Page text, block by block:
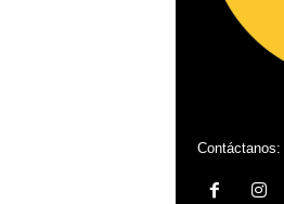
Contáctanos: